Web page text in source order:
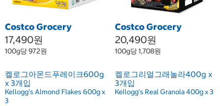
Costco Grocery
17,490원
100g당 972원
켈로그아몬드푸레이크600g
x 3개입
Kellogg's Almond Flakes 600g x
3
Costco Grocery
20,490원
100g당 1,708원
켈로그리얼그래놀라400g x
3개입
Kellogg's Real Granola 400g x 3